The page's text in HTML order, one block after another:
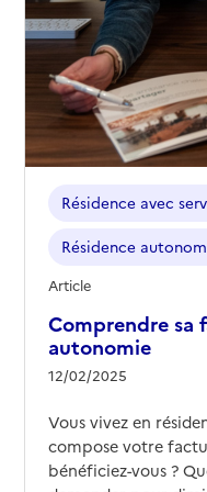
Adresse
Rue Albert Richier
84110-Vaison-la-
04 90 36 04 20
Contact
Site internet
Rapport HAS
Mis à jour le : 15/04/2025
Résidence
Adresse
36 chemin du Pont
04 90 87 15 52
Contact
Rapport HAS
Comprendre sa
autonomie
12/02/2025
Résidence avec
Résidence
Article
Vous vivez en
compose votre
bénéficiez-vous ?